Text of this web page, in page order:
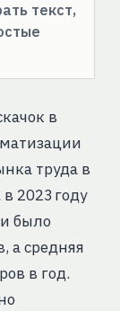
текст,
в
труда в
2023 году
было
а средняя
в год.